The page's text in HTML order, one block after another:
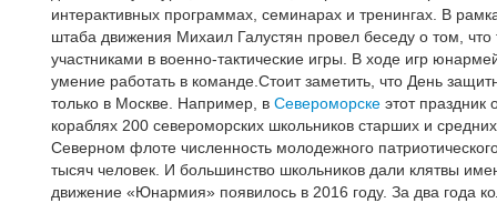
интерактивных программах, семинарах и тренингах. В
штаба движения Михаил Галустян провел беседу о том,
участниками в военно-тактические игры. В ходе игр
умение работать в команде.Стоит заметить, что День
только в Москве. Например, в Североморске этот праздник
кораблях 200 североморских школьников старших и
Северном флоте численность молодежного
тысяч человек. И большинство школьников дали клятвы
движение «Юнармия» появилось в 2016 году. За два года